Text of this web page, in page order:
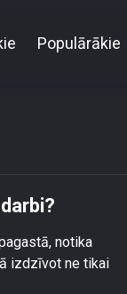
Populārākie
notika
izdzīvot ne tikai